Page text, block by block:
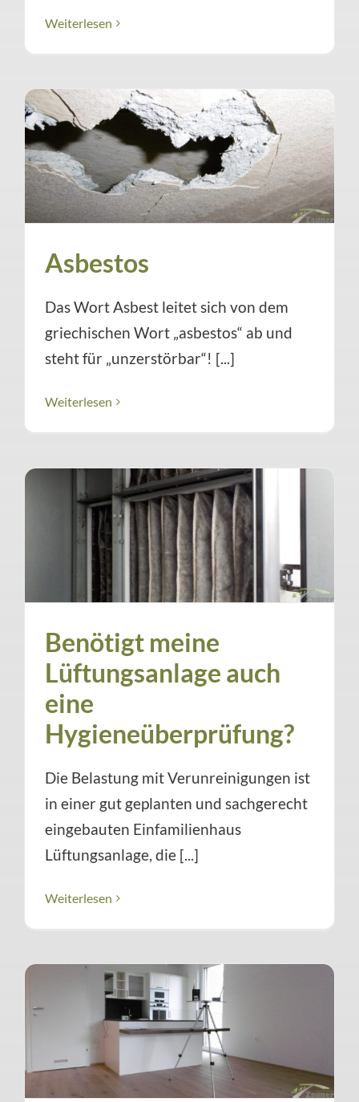
Weiterlesen
Asbestos
Das Wort Asbest leitet sich von dem
griechischen Wort „asbestos“ ab und
steht für „unzerstörbar“! [...]
Weiterlesen
Benötigt meine
Lüftungsanlage auch
eine
Hygieneüberprüfung?
Die Belastung mit Verunreinigungen ist
in einer gut geplanten und sachgerecht
eingebauten Einfamilienhaus
Lüftungsanlage, die [...]
Weiterlesen